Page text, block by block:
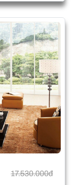
17.530.000đ